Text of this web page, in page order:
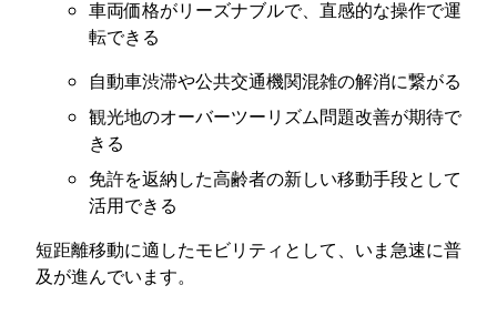
車両価格がリーズナブルで、直感的な操作で運
転できる
自動車渋滞や公共交通機関混雑の解消に繋がる
観光地のオーバーツーリズム問題改善が期待で
きる
免許を返納した高齢者の新しい移動手段として
活用できる
短距離移動に適したモビリティとして、いま急速に普
及が進んでいます。